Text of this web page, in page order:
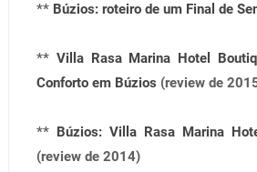
** Búzios: roteiro de um Final de
** Villa Rasa Marina Hotel
Conforto em Búzios (review de
** Búzios: Villa Rasa Marina
(review de 2014)